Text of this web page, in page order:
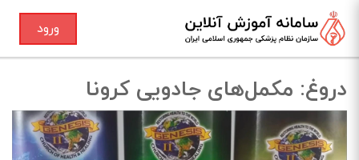
ورود
دروغ: مکمل‌های جادویی کرونا